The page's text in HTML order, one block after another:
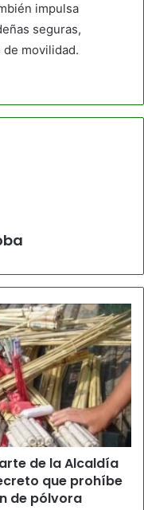
impulsa
seguras,
movilidad.
de la Alcaldía
que prohíbe
de pólvora